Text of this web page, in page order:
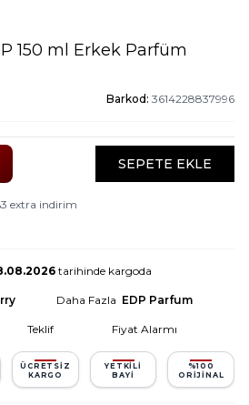
150 ml Erkek Parfüm
Barkod: 3614228837996
SEPETE EKLE
3 extra indirim
tarihinde kargoda
Daha Fazla EDP Parfum
Teklif Fiyat Alarmı
ÜCRETSIZ
KARGO
YETKILI
BAYI
%100
ORIJINAL